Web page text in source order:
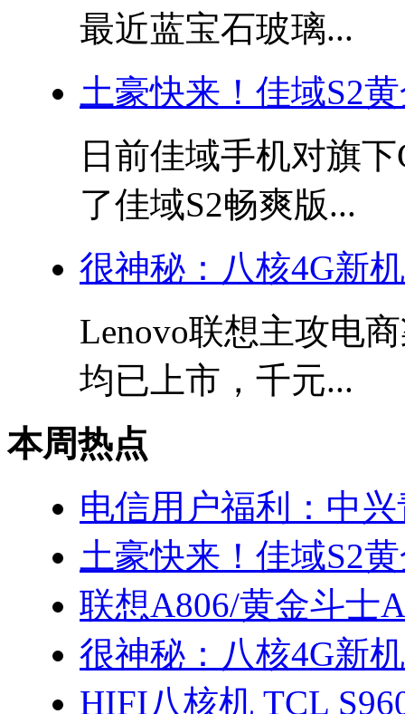
最近蓝宝石玻璃...
土豪快来！佳域S2
日前佳域手机对旗
了佳域S2畅爽版...
很神秘：八核4G新
Lenovo联想主攻电
均已上市，千元...
本周热点
电信用户福利：中
土豪快来！佳域S2
联想A806/黄金斗士
很神秘：八核4G新
HIFI八核机 TCL